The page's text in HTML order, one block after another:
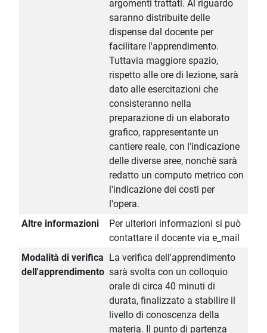
argomenti trattati. Al riguardo
saranno distribuite delle
dispense dal docente per
facilitare l'apprendimento.
Tuttavia maggiore spazio,
rispetto alle ore di lezione, sarà
dato alle esercitazioni che
consisteranno nella
preparazione di un elaborato
grafico, rappresentante un
cantiere reale, con l'indicazione
delle diverse aree, nonchè sarà
redatto un computo metrico con
l'indicazione dei costi per
l'opera.
Altre informazioni
Per ulteriori informazioni si può
contattare il docente via e_mail
Modalità di verifica
dell'apprendimento
La verifica dell'apprendimento
sarà svolta con un colloquio
orale di circa 40 minuti di
durata, finalizzato a stabilire il
livello di conoscenza della
materia. Il punto di partenza